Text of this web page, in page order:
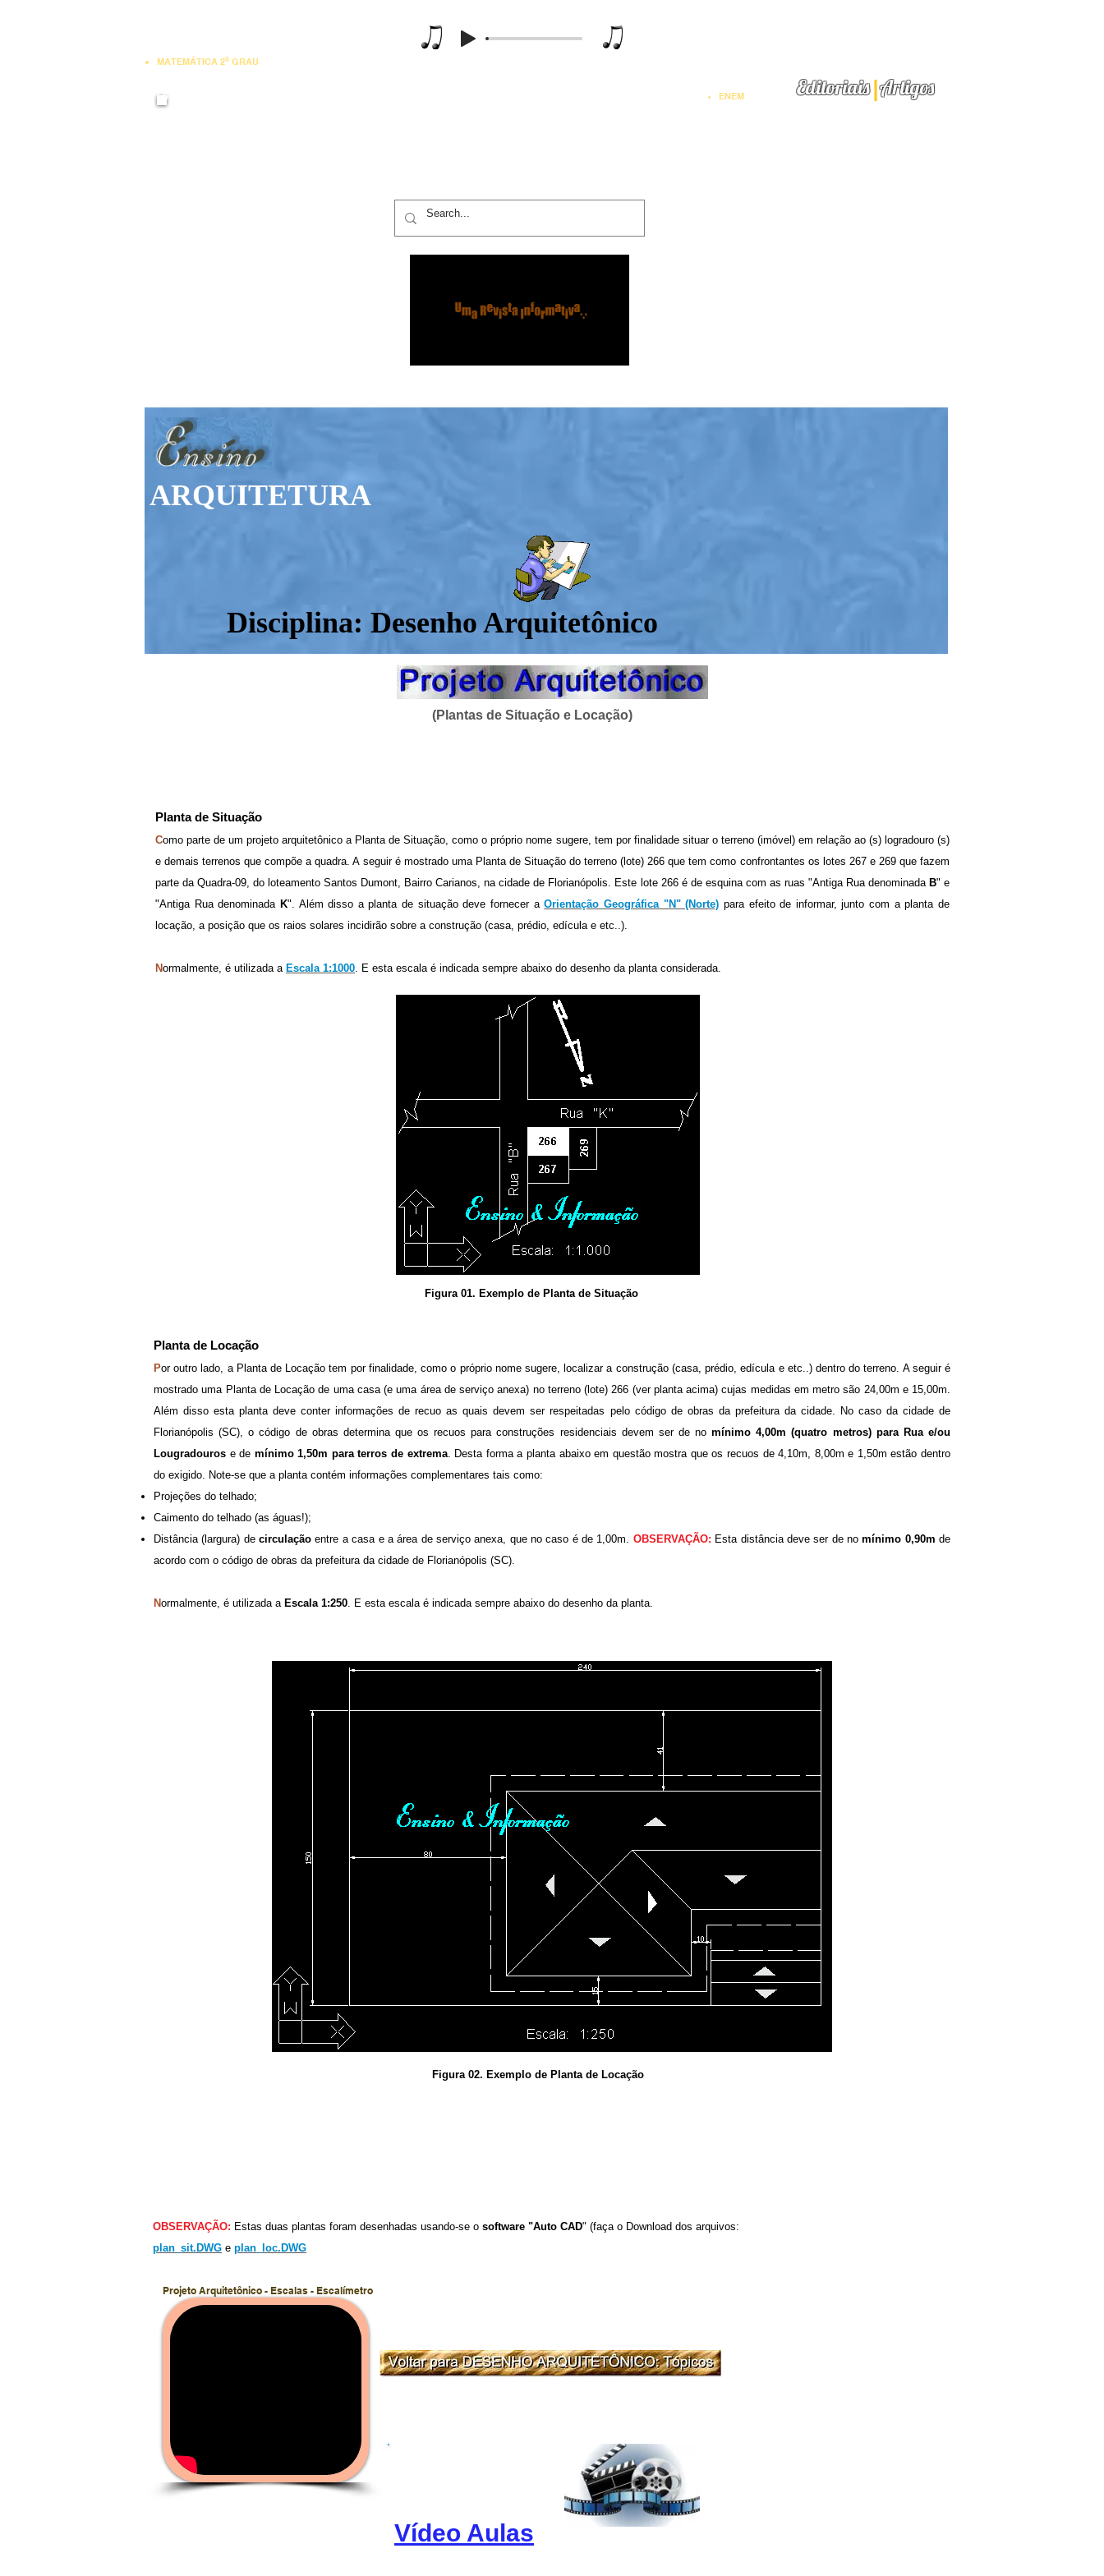
MATEMÁTICA 2º GRAU
ESTATÍSTICA
ENEM EditoriaislArtigos
ARQUITETURA
Disciplina: Desenho Arquitetônico
(Plantas de Situação e Locação)
Planta de Situação
Como parte de um projeto arquitetônico a Planta de Situação, como o próprio nome sugere, tem por finalidade situar o terreno (imóvel) em relação ao (s) logradouro (s)
e demais terrenos que compõe a quadra. A seguir é mostrado uma Planta de Situação do terreno (lote) 266 que tem como confrontantes os lotes 267 e 269 que fazem
parte da Quadra-09, do loteamento Santos Dumont, Bairro Carianos, na cidade de Florianópolis. Este lote 266 é de esquina com as ruas "Antiga Rua denominada B" e
"Antiga Rua denominada K". Além disso a planta de situação deve fornecer aOrientação Geográfica "N" (Norte) para efeito de informar, junto com a planta de
locação, a posição que os raios solares incidirão sobre a construção (casa, prédio, edícula e etc..).
Normalmente, é utilizada a Escala 1:1000. E esta escala é indicada sempre abaixo do desenho da planta considerada.
Figura 01. Exemplo de Planta de Situação
Planta de Locação
Por outro lado, a Planta de Locação tem por finalidade, como o próprio nome sugere, localizar a construção (casa, prédio, edícula e etc..) dentro do terreno. A seguir é
mostrado uma Planta de Locação de uma casa (e uma área de serviço anexa) no terreno (lote) 266 (ver planta acima) cujas medidas em metro são 24,00m e 15,00m.
Além disso esta planta deve conter informações de recuo as quais devem ser respeitadas pelo código de obras da prefeitura da cidade. No caso da cidade de
Florianópolis (SC), o código de obras determina que os recuos para construções residenciais devem ser de nomínimo 4,00m (quatro metros) para Rua e/ou
Lougradouros e de mínimo1,50m para terros de extrema. Desta forma a planta abaixo em questão mostra que os recuos de 4,10m, 8,00m e 1,50m estão dentro
do exigido. Note-se que a planta contém informações complementares tais como:
Projeções do telhado;
Caimento do telhado (as águas!);
Distância (largura) decirculação entre a casa e a área de serviço anexa, que no caso é de 1,00m. OBSERVAÇÃO: Esta distância deve ser de nomínimo 0,90m de
acordo com o código de obras da prefeitura da cidade de Florianópolis (SC).
Normalmente, é utilizada a Escala 1:250. E esta escala é indicada sempre abaixo do desenho da planta.
Figura 02. Exemplo de Planta de Locação
OBSERVAÇÃO: Estas duas plantas foram desenhadas usando-se o software "Auto CAD" (faça o Download dos arquivos:
plan_sit.DWG e plan_loc.DWG
Projeto Arquitetônico - Escalas - Escalímetro
Vídeo Aulas